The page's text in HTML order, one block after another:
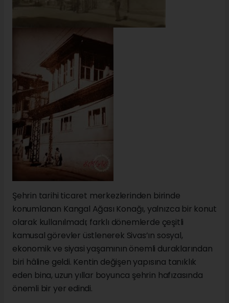
Şehrin tarihi ticaret merkezlerinden birinde
konumlanan Kangal Ağası Konağı, yalnızca bir konut
olarak kullanılmadı; farklı dönemlerde çeşitli
kamusal görevler üstlenerek Sivas’ın sosyal,
ekonomik ve siyasi yaşamının önemli duraklarından
biri hâline geldi. Kentin değişen yapısına tanıklık
eden bina, uzun yıllar boyunca şehrin hafızasında
önemli bir yer edindi.